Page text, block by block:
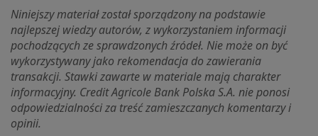
Niniejszy materiał został sporządzony na podstawie
najlepszej wiedzy autorów, z wykorzystaniem informacji
pochodzących ze sprawdzonych źródeł. Nie może on być
wykorzystywany jako rekomendacja do zawierania
transakcji. Stawki zawarte w materiale mają charakter
informacyjny. Credit Agricole Bank Polska S.A. nie ponosi
odpowiedzialności za treść zamieszczanych komentarzy i
opinii.